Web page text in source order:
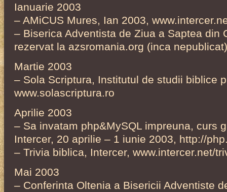
Ianuarie 2003
– AMiCUS Mures, Ian 2003,
– Biserica Adventista de Ziua a Saptea din
rezervat la azsromania.org (inca nepublicat)
Martie 2003
– Sola Scriptura, Institutul de studii biblice
www.solascriptura.ro
Aprilie 2003
– Sa invatam php&MySQL impreuna, curs
Intercer, 20 aprilie – 1 iunie 2003, http://
– Trivia biblica, Intercer, www.intercer.net/
Mai 2003
– Conferinta Oltenia a Bisericii Adventiste